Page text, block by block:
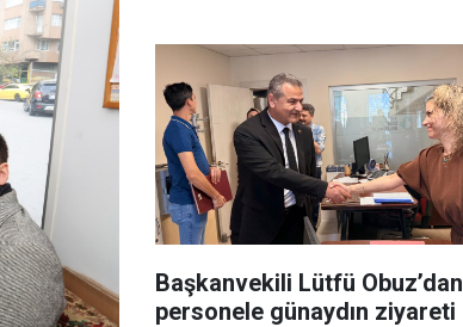
Başkanvekili Lütfü Obuz’dan
personele günaydın ziyareti